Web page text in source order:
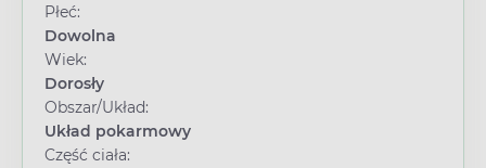
Płeć:
Dowolna
Wiek:
Dorosły
Obszar/Układ:
Układ pokarmowy
Część ciała: